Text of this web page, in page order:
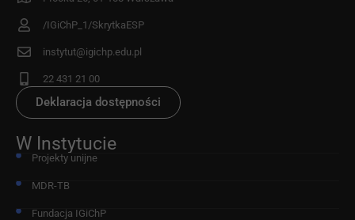
/IGiChP_1/SkrytkaESP
instytut@igichp.edu.pl
22 431 21 00
Deklaracja dostępności
W Instytucie
Projekty unijne
MDR-TB
Fundacja IGiChP